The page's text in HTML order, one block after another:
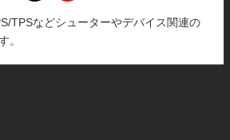
TPSなどシューターやデバイス関連の
。